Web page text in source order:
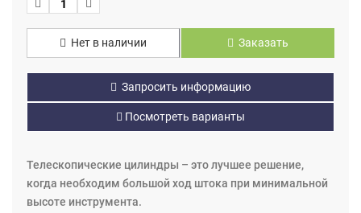
Нет в наличии Заказать
Запросить информацию
Посмотреть варианты
Телескопические цилиндры – это лучшее решение,
когда необходим большой ход штока при минимальной
высоте инструмента.